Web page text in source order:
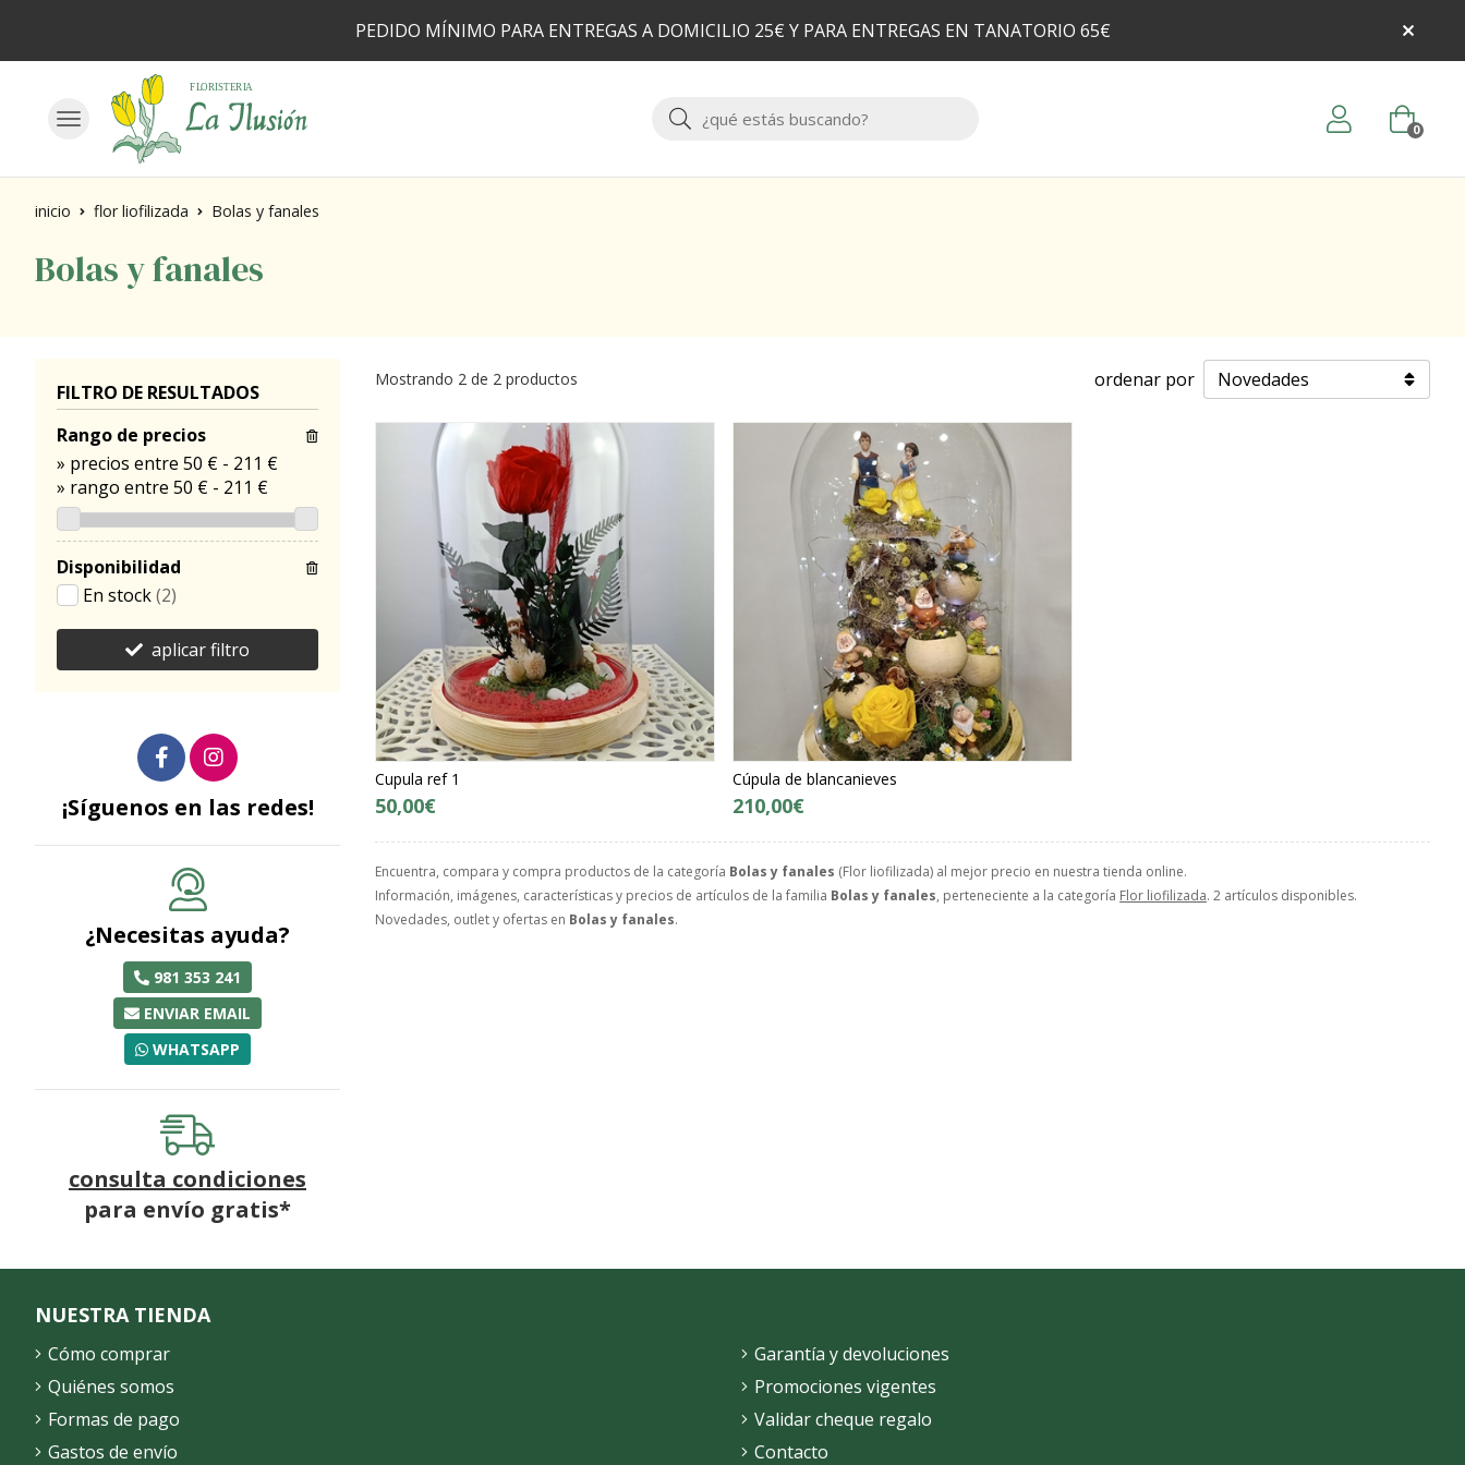
PEDIDO MÍNIMO PARA ENTREGAS A DOMICILIO 25€ Y PARA ENTREGAS EN TANATORIO 65€
Buscar 0
inicio flor liofilizada Bolas y fanales
Bolas y fanales
Encuentra, compara y compra productos de la categoría Bolas y fanales (Flor liofilizada) al mejor precio en nuestra tienda online.
Información, imágenes, características y precios de artículos de la familia Bolas y fanales, perteneciente a la categoría Flor liofilizada. 2 artículos disponibles.
Novedades, outlet y ofertas en Bolas y fanales.
Mostrando 2 de 2 productos ordenar por
Cupula ref 1
50,00€
Cúpula de blancanieves
210,00€
FILTRO DE RESULTADOS
Rango de precios
» precios entre 50 € - 211 €
» rango entre 50 € - 211 €
Disponibilidad
En stock(2)
aplicar filtro
¡Síguenos en las redes!
¿Necesitas ayuda?
981 353 241
ENVIAR EMAIL
WHATSAPP
consulta condiciones
para envío gratis*
NUESTRA TIENDA
Cómo comprar
Quiénes somos
Formas de pago
Gastos de envío
Garantía y devoluciones
Promociones vigentes
Validar cheque regalo
Contacto